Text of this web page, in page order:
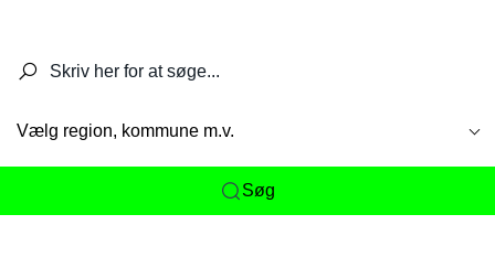
Vælg region, kommune m.v.
Søg